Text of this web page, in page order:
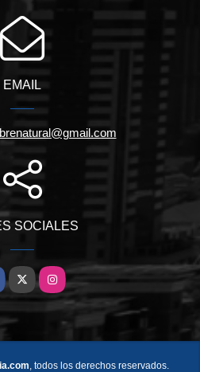
EMAIL
SOCIALES
X Instagram
, todos los derechos reservados.